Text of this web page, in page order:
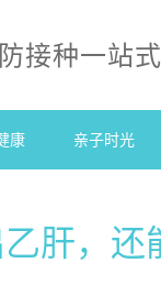
接种一站
康 亲子时光
肝，